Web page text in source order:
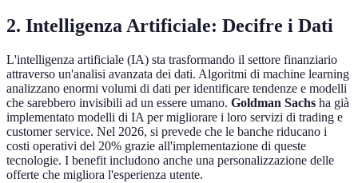
2. Intelligenza Artificiale: Decifre i Dati
L'intelligenza artificiale (IA) sta trasformando il settore finanziario
attraverso un'analisi avanzata dei dati. Algoritmi di machine learning
analizzano enormi volumi di dati per identificare tendenze e modelli
che sarebbero invisibili ad un essere umano. Goldman Sachs ha già
implementato modelli di IA per migliorare i loro servizi di trading e
customer service. Nel 2026, si prevede che le banche riducano i
costi operativi del 20% grazie all'implementazione di queste
tecnologie. I benefit includono anche una personalizzazione delle
offerte che migliora l'esperienza utente.